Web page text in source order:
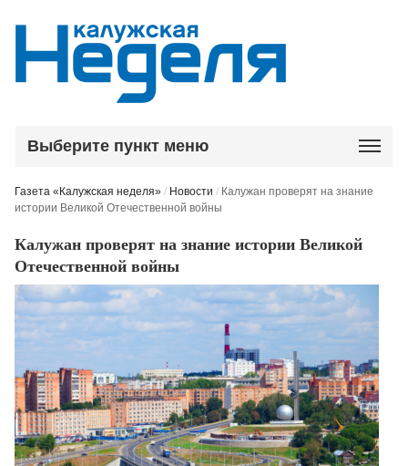
Выберите пункт меню
Газета «Калужская неделя» / Новости / Калужан проверят на знание
истории Великой Отечественной войны
Калужан проверят на знание истории Великой
Отечественной войны